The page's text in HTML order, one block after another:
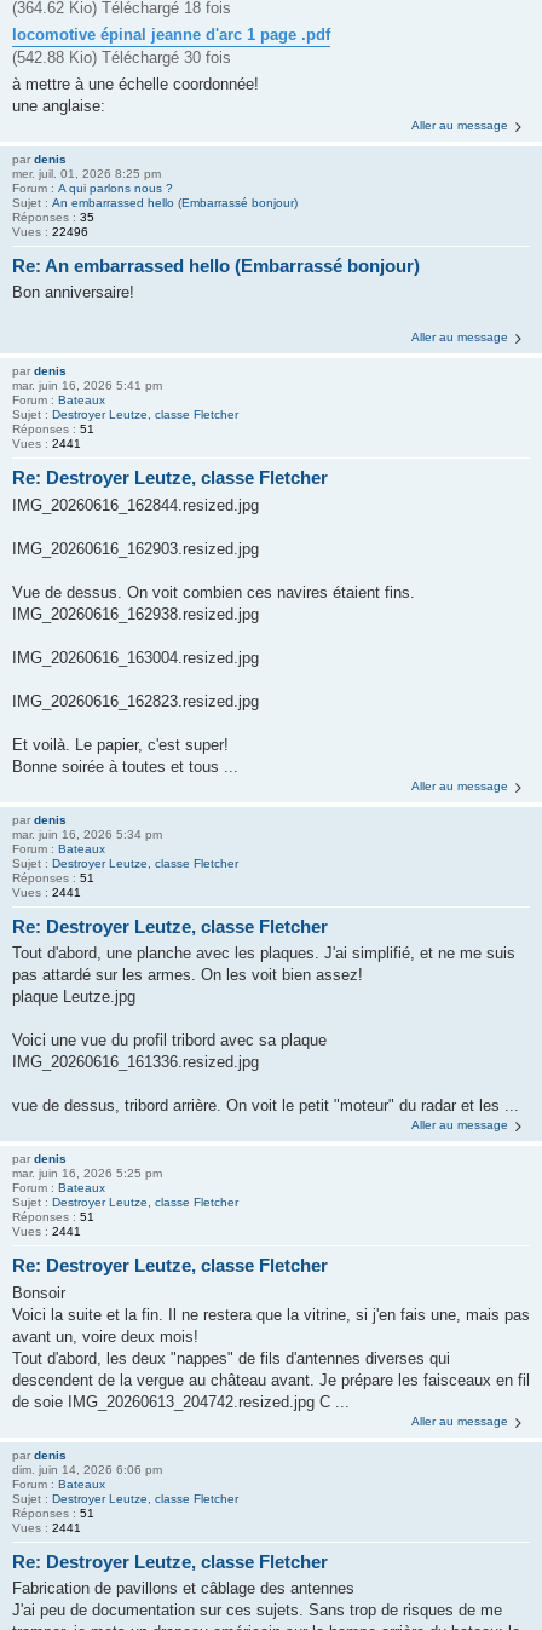
(364.62 Kio) Téléchargé 18 fois
locomotive épinal jeanne d'arc 1 page .pdf
(542.88 Kio) Téléchargé 30 fois
à mettre à une échelle coordonnée!
une anglaise:
Aller au message
par denis
mer. juil. 01, 2026 8:25 pm
Forum : A qui parlons nous ?
Sujet : An embarrassed hello (Embarrassé bonjour)
Réponses : 35
Vues : 22496
Re: An embarrassed hello (Embarrassé bonjour)
Bon anniversaire!
Aller au message
par denis
mar. juin 16, 2026 5:41 pm
Forum : Bateaux
Sujet : Destroyer Leutze, classe Fletcher
Réponses : 51
Vues : 2441
Re: Destroyer Leutze, classe Fletcher
IMG_20260616_162844.resized.jpg
IMG_20260616_162903.resized.jpg
Vue de dessus. On voit combien ces navires étaient fins.
IMG_20260616_162938.resized.jpg
IMG_20260616_163004.resized.jpg
IMG_20260616_162823.resized.jpg
Et voilà. Le papier, c'est super!
Bonne soirée à toutes et tous ...
Aller au message
par denis
mar. juin 16, 2026 5:34 pm
Forum : Bateaux
Sujet : Destroyer Leutze, classe Fletcher
Réponses : 51
Vues : 2441
Re: Destroyer Leutze, classe Fletcher
Tout d'abord, une planche avec les plaques. J'ai simplifié, et ne me suis
pas attardé sur les armes. On les voit bien assez!
plaque Leutze.jpg
Voici une vue du profil tribord avec sa plaque
IMG_20260616_161336.resized.jpg
vue de dessus, tribord arrière. On voit le petit "moteur" du radar et les ...
Aller au message
par denis
mar. juin 16, 2026 5:25 pm
Forum : Bateaux
Sujet : Destroyer Leutze, classe Fletcher
Réponses : 51
Vues : 2441
Re: Destroyer Leutze, classe Fletcher
Bonsoir
Voici la suite et la fin. Il ne restera que la vitrine, si j'en fais une, mais pas
avant un, voire deux mois!
Tout d'abord, les deux "nappes" de fils d'antennes diverses qui
descendent de la vergue au château avant. Je prépare les faisceaux en fil
de soie IMG_20260613_204742.resized.jpg C ...
Aller au message
par denis
dim. juin 14, 2026 6:06 pm
Forum : Bateaux
Sujet : Destroyer Leutze, classe Fletcher
Réponses : 51
Vues : 2441
Re: Destroyer Leutze, classe Fletcher
Fabrication de pavillons et câblage des antennes
J'ai peu de documentation sur ces sujets. Sans trop de risques de me